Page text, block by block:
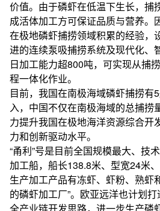
价值。由于磷虾在低温下生长，捕
成活体加工方可保证品质与营养。
在极地磷虾捕捞领域积累的经验，
进的连续泵吸捕捞系统及现代化、
日加工能力超800吨，可实现从捕
程一体化作业。
目前，我国在南极海域磷虾捕捞有
入，中国不仅在南极海域的总捕捞
力提升我国在极地海洋资源综合开
力和创新驱动水平。
“甬利”号是目前全国规模最大、技
加工船，船长138.8米、型宽24米
生产加工产品有冻虾、虾粉、熟虾
的磷虾加工厂”。欧亚远洋也计划